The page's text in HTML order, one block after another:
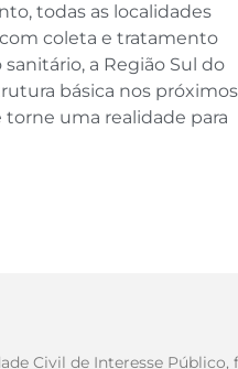
todas as localidades
coleta e tratamento
a Região Sul do
básica nos próximos
torne uma realidade para
Civil de Interesse